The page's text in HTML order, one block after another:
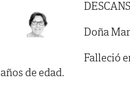
Doña
Falleció
años de edad.